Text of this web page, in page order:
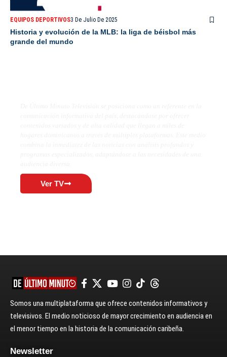
EQUIPOS DEPORTIVOS3 De Julio De 2025
Historia y evolución de la MLB: la liga de béisbol más
grande del mundo
Ver TV
Somos una multiplataforma que ofrece contenidos informativos y
televisivos. El medio noticioso de mayor crecimiento en audiencia en
el menor tiempo en la historia de la comunicación caribeña.
Newsletter